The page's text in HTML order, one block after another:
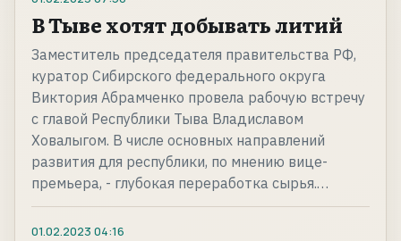
В Тыве хотят добывать литий
Заместитель председателя правительства РФ,
куратор Сибирского федерального округа
Виктория Абрамченко провела рабочую встречу
с главой Республики Тыва Владиславом
Ховалыгом. В числе основных направлений
развития для республики, по мнению вице-
премьера, - глубокая переработка сырья.…
01.02.2023 04:16